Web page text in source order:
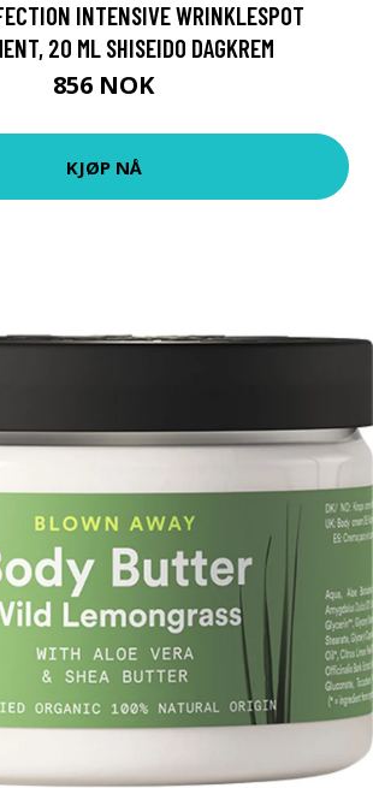
INTENSIVE WRINKLESPOT
20 ML SHISEIDO DAGKREM
856 NOK
KJØP NÅ